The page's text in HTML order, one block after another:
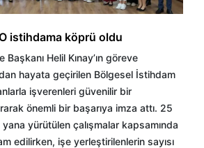
istihdama köprü oldu
Helil Kınay’ın göreve
hayata geçirilen Bölgesel İstihdam
işverenleri güvenilir bir
önemli bir başarıya imza attı. 25
yürütülen çalışmalar kapsamında
edilirken, işe yerleştirilenlerin sayısı